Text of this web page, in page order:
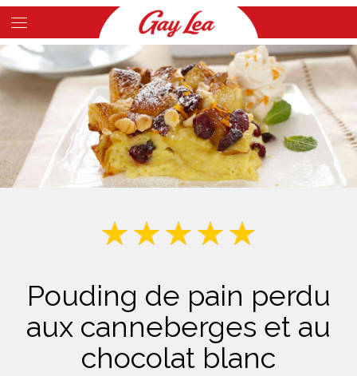
Skip
to
main
content
Main
Content
Pouding de pain perdu
aux canneberges et au
chocolat blanc